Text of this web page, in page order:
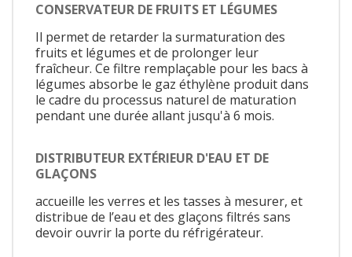
CONSERVATEUR DE FRUITS ET LÉGUMES
Il permet de retarder la surmaturation des
fruits et légumes et de prolonger leur
fraîcheur. Ce filtre remplaçable pour les bacs à
légumes absorbe le gaz éthylène produit dans
le cadre du processus naturel de maturation
pendant une durée allant jusqu'à 6 mois.
DISTRIBUTEUR EXTÉRIEUR D'EAU ET DE
GLAÇONS
accueille les verres et les tasses à mesurer, et
distribue de l’eau et des glaçons filtrés sans
devoir ouvrir la porte du réfrigérateur.